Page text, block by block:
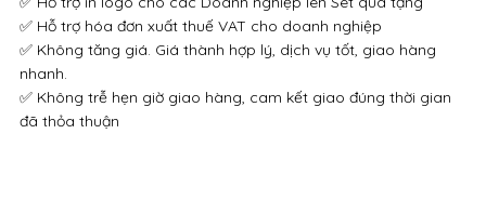
✅ Hỗ trợ hóa đơn xuất thuế VAT cho doanh nghiệp
✅ Không tăng giá. Giá thành hợp lý, dịch vụ tốt, giao hàng
nhanh.
✅ Không trễ hẹn giờ giao hàng, cam kết giao đúng thời gian
đã thỏa thuận